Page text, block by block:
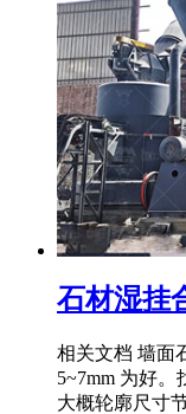
石材湿挂
相关文档 墙面
5~7mm 为好
大概轮廓尺寸